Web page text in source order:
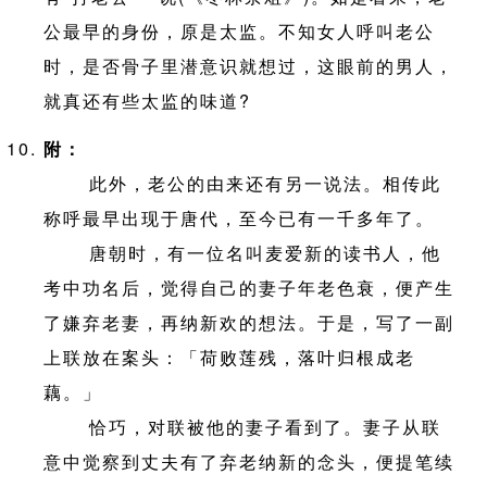
公最早的身份，原是太监。不知女人呼叫老公
时，是否骨子里潜意识就想过，这眼前的男人，
就真还有些太监的味道?
附：
此外，老公的由来还有另一说法。相传此
称呼最早出现于唐代，至今已有一千多年了。
唐朝时，有一位名叫麦爱新的读书人，他
考中功名后，觉得自己的妻子年老色衰，便产生
了嫌弃老妻，再纳新欢的想法。于是，写了一副
上联放在案头：「荷败莲残，落叶归根成老
藕。」
恰巧，对联被他的妻子看到了。妻子从联
意中觉察到丈夫有了弃老纳新的念头，便提笔续